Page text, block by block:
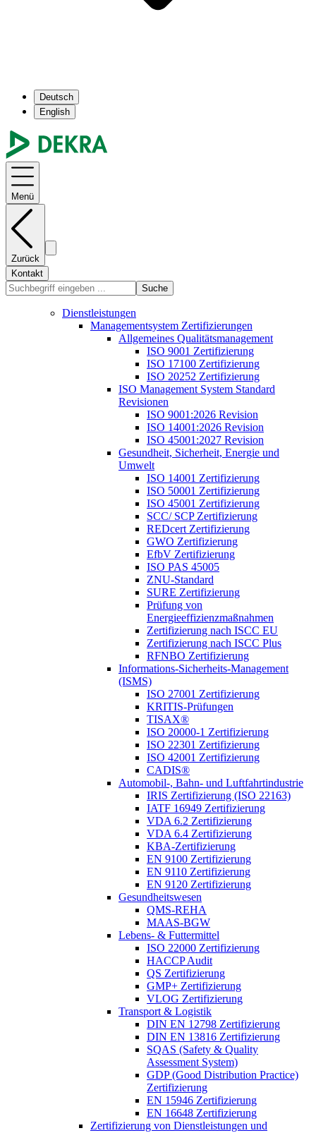
Deutsch
English
Menü
Zurück
Kontakt
Suche
Dienstleistungen
Managementsystem Zertifizierungen
Allgemeines Qualitätsmanagement
ISO 9001 Zertifizierung
ISO 17100 Zertifizierung
ISO 20252 Zertifizierung
ISO Management System Standard
Revisionen
ISO 9001:2026 Revision
ISO 14001:2026 Revision
ISO 45001:2027 Revision
Gesundheit, Sicherheit, Energie und
Umwelt
ISO 14001 Zertifizierung
ISO 50001 Zertifizierung
ISO 45001 Zertifizierung
SCC/ SCP Zertifizierung
REDcert Zertifizierung
GWO Zertifizierung
EfbV Zertifizierung
ISO PAS 45005
ZNU-Standard
SURE Zertifizierung
Prüfung von
Energieeffizienzmaßnahmen
Zertifizierung nach ISCC EU
Zertifizierung nach ISCC Plus
RFNBO Zertifizierung
Informations-Sicherheits-Management
(ISMS)
ISO 27001 Zertifizierung
KRITIS-Prüfungen
TISAX®
ISO 20000-1 Zertifizierung
ISO 22301 Zertifizierung
ISO 42001 Zertifizierung
CADIS®
Automobil-, Bahn- und Luftfahrtindustrie
IRIS Zertifizierung (ISO 22163)
IATF 16949 Zertifizierung
VDA 6.2 Zertifizierung
VDA 6.4 Zertifizierung
KBA-Zertifizierung
EN 9100 Zertifizierung
EN 9110 Zertifizierung
EN 9120 Zertifizierung
Gesundheitswesen
QMS-REHA
MAAS-BGW
Lebens- & Futtermittel
ISO 22000 Zertifizierung
HACCP Audit
QS Zertifizierung
GMP+ Zertifizierung
VLOG Zertifizierung
Transport & Logistik
DIN EN 12798 Zertifizierung
DIN EN 13816 Zertifizierung
SQAS (Safety & Quality
Assessment System)
GDP (Good Distribution Practice)
Zertifizierung
EN 15946 Zertifizierung
EN 16648 Zertifizierung
Zertifizierung von Dienstleistungen und